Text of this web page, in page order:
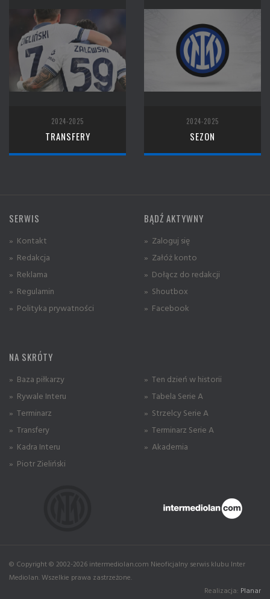
2024-2025
TRANSFERY
2024-2025
SEZON
SERWIS
» Kontakt
» Redakcja
» Reklama
» Regulamin
» Polityka prywatności
BĄDŹ AKTYWNY
» Zaloguj się
» Załóż konto
» Dołącz do redakcji
» Shoutbox
» Facebook
NA SKRÓTY
» Baza piłkarzy
» Rywale Interu
» Terminarz
» Transfery
» Kadra Interu
» Piotr Zieliński
» Ten dzień w historii
» Tabela Serie A
» Strzelcy Serie A
» Terminarz Serie A
» Akademia
© Copyright © 2002-2026 intermediolan.com Nieoficjalny serwis klubu Inter
Mediolan. Wszelkie prawa zastrzeżone.
Realizacja: Planar